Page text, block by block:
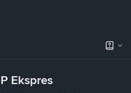
Ekspres